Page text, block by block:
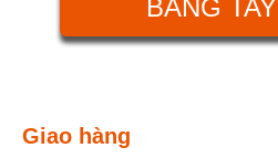
BẰNG
Giao hàng